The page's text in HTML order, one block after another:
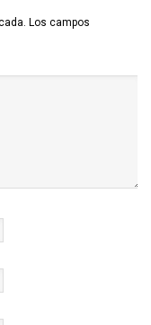
Los campos